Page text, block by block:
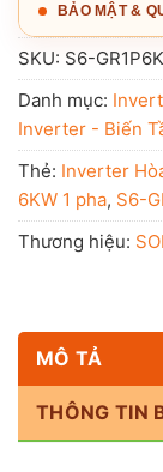
BẢO MẬT &
SKU: S6-
Danh mục:
Inverter - Biến
Thẻ: Inverter
6KW 1 pha, S6-
Thương hiệu:
MÔ TẢ
THÔNG TIN